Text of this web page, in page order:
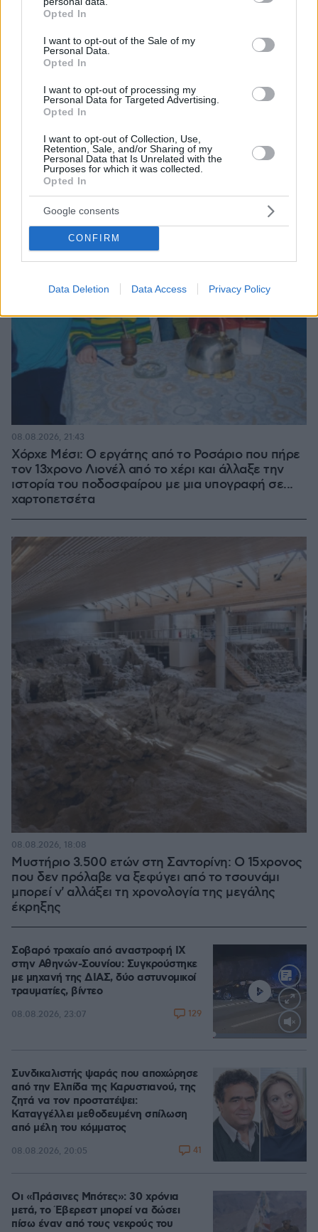
grant or deny consent to Google and its third-party tags to
use your data for below specified purposes in below Google
consent section.
Opted In
I want to opt-out of the Sale of my
Personal Data.
Opted In
I want to opt-out of processing my
Personal Data for Targeted Advertising.
Opted In
I want to opt-out of Collection, Use,
Retention, Sale, and/or Sharing of my
Personal Data that Is Unrelated with the
Purposes for which it was collected.
Opted In
Google consents
CONFIRM
Data Deletion Data Access Privacy Policy
Εγκαταλείπει το κόμμα Καρυστιανού και ο
επιχειρηματίας Νίκος Μπρουτζάκης: Καταγγέλλει
όσους αποχωρούν»
Χόρχε Μέσι: Ο εργάτης από το Ροσάριο που πήρε
τον 13χρονο Λιονέλ από το χέρι και άλλαξε την
ιστορία του ποδοσφαίρου με μια υπογραφή σε...
χαρτοπετσέτα
08.08.2026, 21:43
Μυστήριο 3.500 ετών στη Σαντορίνη: Ο 15χρονος
που δεν πρόλαβε να ξεφύγει από το τσουνάμι
μπορεί ν' αλλάξει τη χρονολογία της μεγάλης
έκρηξης
08.08.2026, 18:08
Σοβαρό τροχαίο από αναστροφή ΙΧ
στην Αθηνών-Σουνίου: Συγκρούστηκε
με μηχανή της ΔΙΑΣ, δύο αστυνομικοί
τραυματίες, βίντεο
08.08.2026, 23:07 129
Συνδικαλιστής ψαράς που αποχώρησε
από την Ελπίδα της Καρυστιανού, της
ζητά να τον προστατέψει:
Καταγγέλλει μεθοδευμένη σπίλωση
από μέλη του κόμματος
08.08.2026, 20:05 41
Οι «Πράσινες Μπότες»: 30 χρόνια
μετά, το Έβερεστ μπορεί να δώσει
πίσω έναν από τους νεκρούς του